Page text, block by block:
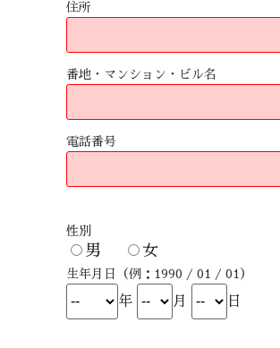
住所
番地・マンション・ビル名
電話番号
性別
男 女
生年月日（例：1990 / 01 / 01）
年 月 日